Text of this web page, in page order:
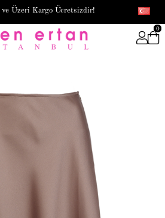
Üzeri Kargo Ücretsizdir!
0